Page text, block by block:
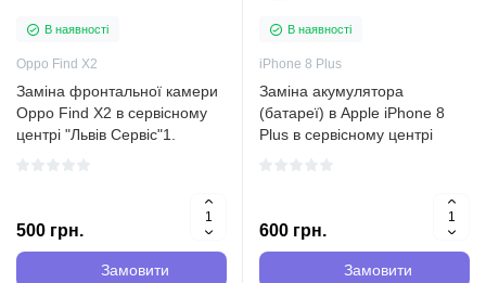
В наявності
Oppo Find X2
Заміна фронтальної камери
Oppo Find X2 в сервісному
центрі "Львів Сервіс"1.
послуга заміни фронтальної
камери для смартфона Oppo
Find X2. Наші кваліфі..
500 грн.
Замовити
В наявності
iPhone 8 Plus
Заміна акумулятора
(батареї) в Apple iPhone 8
Plus в сервісному центрі
його за його
високопродуктивність,
потужну ка..
600 грн.
Замовити